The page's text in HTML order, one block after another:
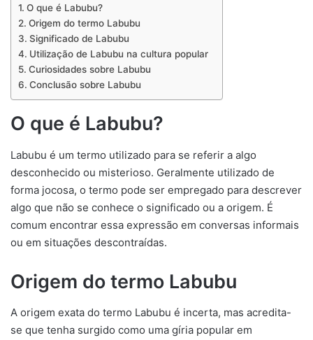
O que é Labubu?
Origem do termo Labubu
Significado de Labubu
Utilização de Labubu na cultura popular
Curiosidades sobre Labubu
Conclusão sobre Labubu
O que é Labubu?
Labubu é um termo utilizado para se referir a algo
desconhecido ou misterioso. Geralmente utilizado de
forma jocosa, o termo pode ser empregado para descrever
algo que não se conhece o significado ou a origem. É
comum encontrar essa expressão em conversas informais
ou em situações descontraídas.
Origem do termo Labubu
A origem exata do termo Labubu é incerta, mas acredita-
se que tenha surgido como uma gíria popular em